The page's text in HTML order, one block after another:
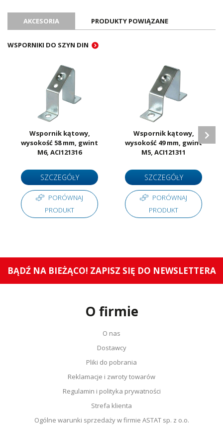
Ilość sztuk w opakowaniu
20
Jednostka sprzedażowa
Sztuki
AKCESORIA PRODUKTY POWIĄZANE
WSPORNIKI DO SZYN DIN
Wspornik kątowy,
wysokość 58 mm, gwint
M6, ACI121316
SZCZEGÓŁY
PORÓWNAJ
PRODUKT
Wspornik kątowy,
wysokość 49 mm, gwint
M5, ACI121311
SZCZEGÓŁY
PORÓWNAJ
PRODUKT
BĄDŹ NA BIEŻĄCO! ZAPISZ SIĘ DO NEWSLETTERA
O firmie
O nas
Dostawcy
Pliki do pobrania
Reklamacje i zwroty towarów
Regulamin i polityka prywatności
Strefa klienta
Ogólne warunki sprzedaży w firmie ASTAT sp. z o.o.